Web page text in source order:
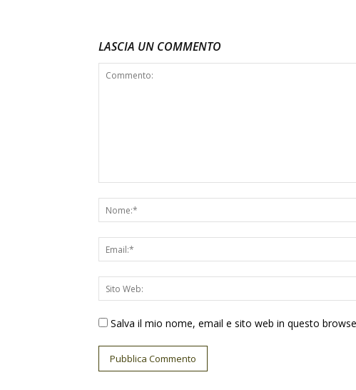
LASCIA UN COMMENTO
Salva il mio nome, email e sito web in questo